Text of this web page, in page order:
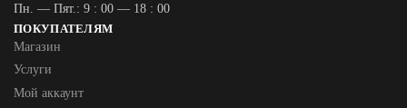
Пн. — Пят.: 9 : 00 — 18 : 00
ПОКУПАТЕЛЯМ
Магазин
Услуги
Мой аккаунт